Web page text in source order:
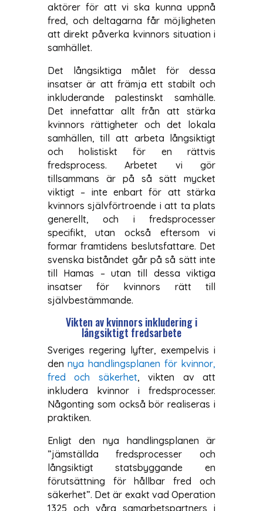
aktörer för att vi ska kunna uppnå
fred, och deltagarna får möjligheten
att direkt påverka kvinnors situation i
samhället.
Det långsiktiga målet för dessa
insatser är att främja ett stabilt och
inkluderande palestinskt samhälle.
Det innefattar allt från att stärka
kvinnors rättigheter och det lokala
samhällen, till att arbeta långsiktigt
och holistiskt för en rättvis
fredsprocess. Arbetet vi gör
tillsammans är på så sätt mycket
viktigt – inte enbart för att stärka
kvinnors självförtroende i att ta plats
generellt, och i fredsprocesser
specifikt, utan också eftersom vi
formar framtidens beslutsfattare. Det
svenska biståndet går på så sätt inte
till Hamas – utan till dessa viktiga
insatser för kvinnors rätt till
självbestämmande.
Vikten av kvinnors inkludering i
långsiktigt fredsarbete
Sveriges regering lyfter, exempelvis i
den nya handlingsplanen för kvinnor,
fred och säkerhet, vikten av att
inkludera kvinnor i fredsprocesser.
Någonting som också bör realiseras i
praktiken.
Enligt den nya handlingsplanen är
”jämställda fredsprocesser och
långsiktigt statsbyggande en
förutsättning för hållbar fred och
säkerhet”. Det är exakt vad Operation
1325 och våra samarbetspartners i